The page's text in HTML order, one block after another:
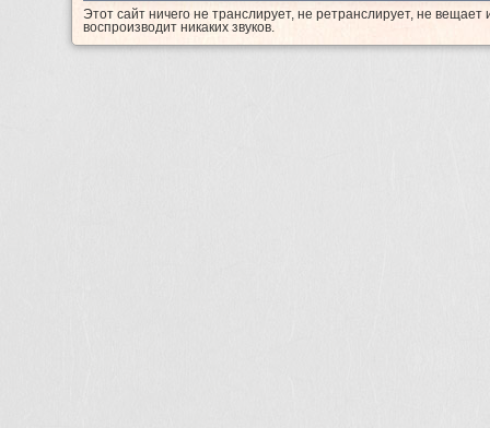
Этот сайт ничего не транслирует, не ретранслирует, не вещает
воспроизводит никаких звуков.